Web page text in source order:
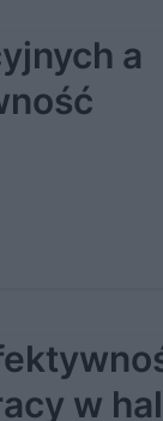
a
w